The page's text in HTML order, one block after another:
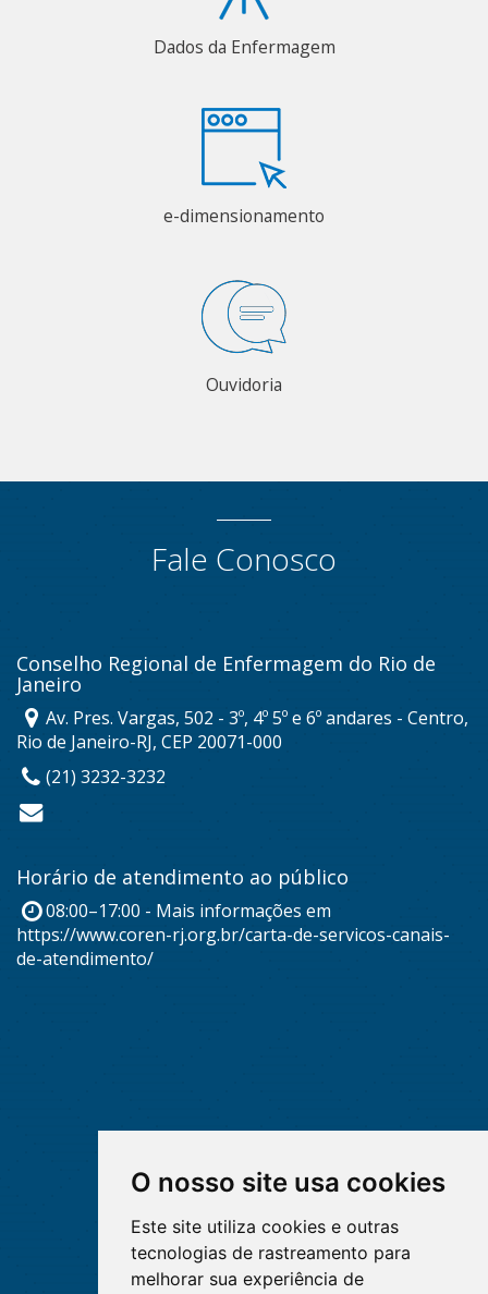
O nosso site usa cookies
Este site utiliza cookies e outras
tecnologias de rastreamento para
melhorar sua experiência de
Dados da Enfermagem
e-dimensionamento
Ouvidoria
Fale Conosco
Conselho Regional de Enfermagem do Rio de
Janeiro
Av. Pres. Vargas, 502 - 3º, 4º 5º e 6º andares - Centro,
Rio de Janeiro-RJ, CEP 20071-000
(21) 3232-3232
Horário de atendimento ao público
08:00–17:00 - Mais informações em
https://www.coren-rj.org.br/carta-de-servicos-canais-
de-atendimento/